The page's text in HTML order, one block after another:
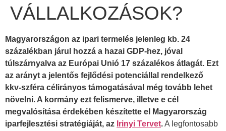
VÁLLALKOZÁSOK?
Magyarországon az ipari termelés jelenleg kb. 24
százalékban járul hozzá a hazai GDP-hez, jóval
túlszárnyalva az Európai Unió 17 százalékos átlagát. Ezt
az arányt a jelentős fejlődési potenciállal rendelkező
kkv-szféra célirányos támogatásával még tovább lehet
növelni. A kormány ezt felismerve, illetve e cél
megvalósítása érdekében készítette el Magyarország
iparfejlesztési stratégiáját, az Irinyi Tervet.A legfontosabb